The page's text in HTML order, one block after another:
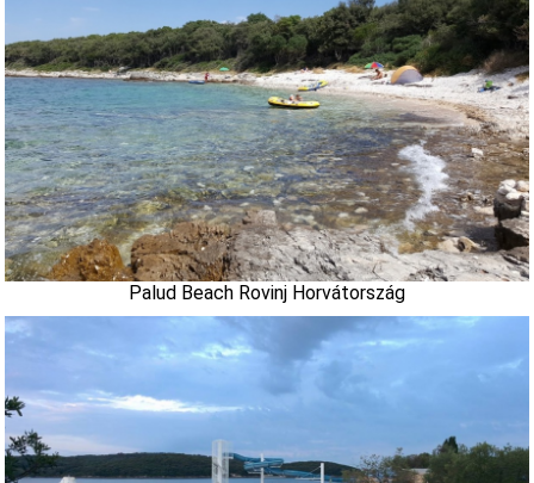
Palud Beach Rovinj Horvátország